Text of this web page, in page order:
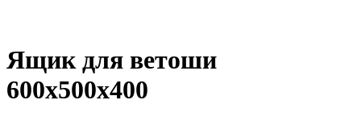
Ящик для ветоши
600х500х400